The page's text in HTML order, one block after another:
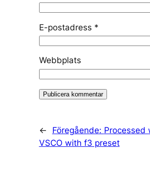
E-postadress *
Webbplats
← Föregående: Processed
VSCO with f3 preset